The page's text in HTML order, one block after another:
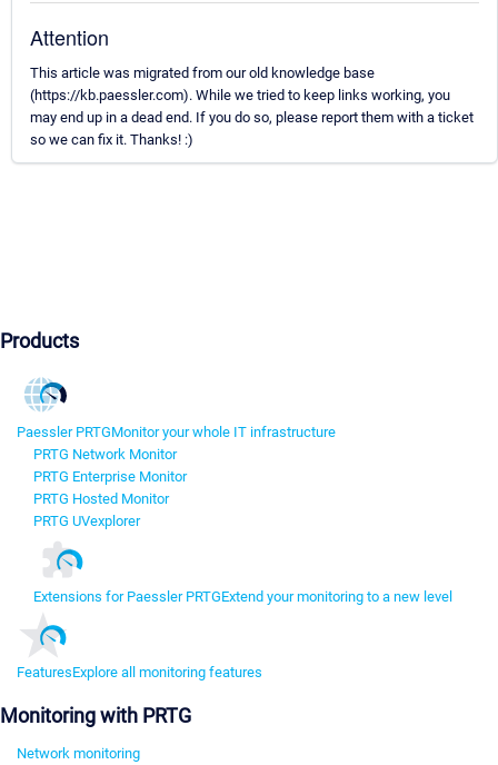
Attention
This article was migrated from our old knowledge base
(https://kb.paessler.com). While we tried to keep links working, you
may end up in a dead end. If you do so, please report them with a ticket
so we can fix it. Thanks! :)
Products
Paessler PRTGMonitor your whole IT infrastructure
PRTG Network Monitor
PRTG Enterprise Monitor
PRTG Hosted Monitor
PRTG UVexplorer
Extensions for Paessler PRTGExtend your monitoring to a new level
FeaturesExplore all monitoring features
Monitoring with PRTG
Network monitoring